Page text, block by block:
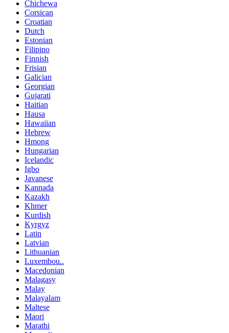
Chichewa
Corsican
Croatian
Dutch
Estonian
Filipino
Finnish
Frisian
Galician
Georgian
Gujarati
Haitian
Hausa
Hawaiian
Hebrew
Hmong
Hungarian
Icelandic
Igbo
Javanese
Kannada
Kazakh
Khmer
Kurdish
Kyrgyz
Latin
Latvian
Lithuanian
Luxembou..
Macedonian
Malagasy
Malay
Malayalam
Maltese
Maori
Marathi